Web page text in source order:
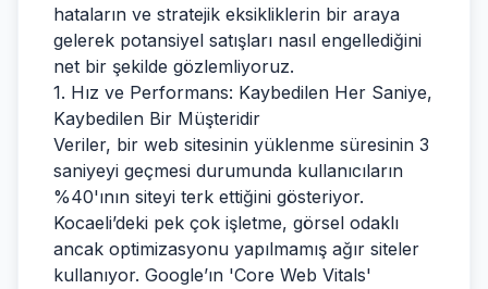
hataların ve stratejik eksikliklerin bir araya
gelerek potansiyel satışları nasıl engellediğini
net bir şekilde gözlemliyoruz.
1. Hız ve Performans: Kaybedilen Her Saniye,
Kaybedilen Bir Müşteridir
Veriler, bir web sitesinin yüklenme süresinin 3
saniyeyi geçmesi durumunda kullanıcıların
%40'ının siteyi terk ettiğini gösteriyor.
Kocaeli’deki pek çok işletme, görsel odaklı
ancak optimizasyonu yapılmamış ağır siteler
kullanıyor. Google’ın 'Core Web Vitals'